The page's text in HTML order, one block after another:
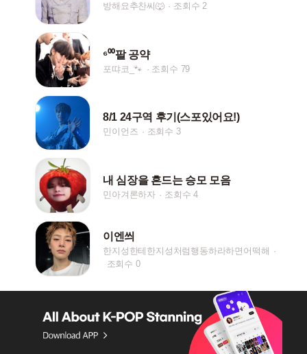
방해요추찬씨🐺 조회수 2
⁶⁰⁰팔 공약
포땨코_🐾 조회수 79
8/1 24구역 후기(스포있어요!)
민이언즈 조회수 3
내 심장을 흔드는 승모 모음
민아겨론하자 조회수 4
이엔씌
한지성한테한지성처럼행동하라하면어떡해
조회수 0